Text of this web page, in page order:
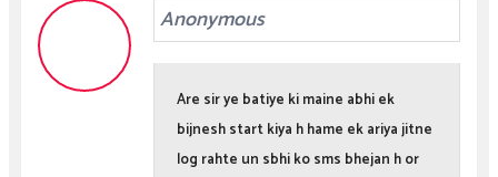
Anonymous
Are sir ye batiye ki maine abhi ek
bijnesh start kiya h hame ek ariya jitne
log rahte un sbhi ko sms bhejan h or